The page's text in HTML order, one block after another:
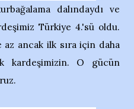
dalındaydı ve
Türkiye 4.'sü oldu.
ancak ilk sıra için daha
kardeşimizin. O gücün